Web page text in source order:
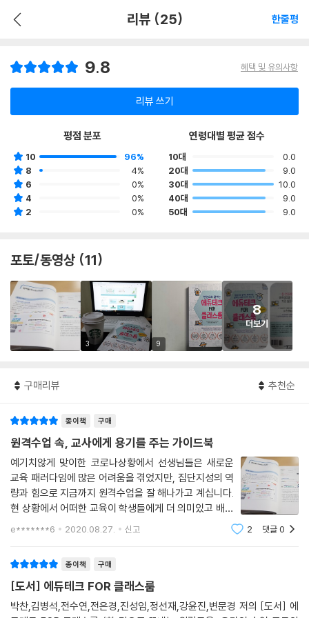
리뷰 (25) 한줄평
9.8 혜택 및 유의사항
리뷰 쓰기
평점 분포
10
96%
8
4%
6
0%
4
0%
2
0%
연령대별 평균 점수
10대
0.0
20대
9.0
30대
10.0
40대
9.0
50대
9.0
포토/동영상 (11)
3 9
8
더보기
구매리뷰 추천순
종이책 구매
원격수업 속, 교사에게 용기를 주는 가이드북
예기치않게 맞이한 코로나상황에서 선생님들은 새로운
교육 패러다임에 많은 어려움을 겪었지만, 집단지성의 역
량과 힘으로 지금까지 원격수업을 잘 해나가고 계십니다.
현 상황에서 어떠한 교육이 학생들에게 더 의미있고 배움
있는지에 대한 질문을 끊임없이 교사 스스로에게 던지고
e*******6 2020.08.27. 신고 2 댓글0
종이책 구매
[도서] 에듀테크 FOR 클래스룸
박찬,김병석,전수연,전은경,진성임,정선재,강윤진,변문경 저의 [도서] 에